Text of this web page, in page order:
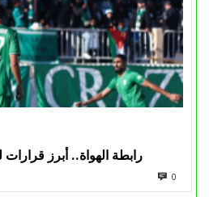
رابطة الهواة.. أبرز قرارات
0